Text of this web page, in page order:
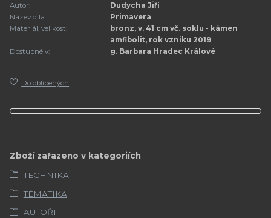
Autor:
Dudycha Jiří
Název díla:
Primavera
Materiál, velikost:
bronz, v. 41 cm vč. soklu - kámen
amfibolit, rok vzniku 2019
Dostupné v:
g. Barbara Hradec Králové
Do oblíbených
Zboží zařazeno v kategoriích
TECHNIKA
TÉMATIKA
AUTOŘI